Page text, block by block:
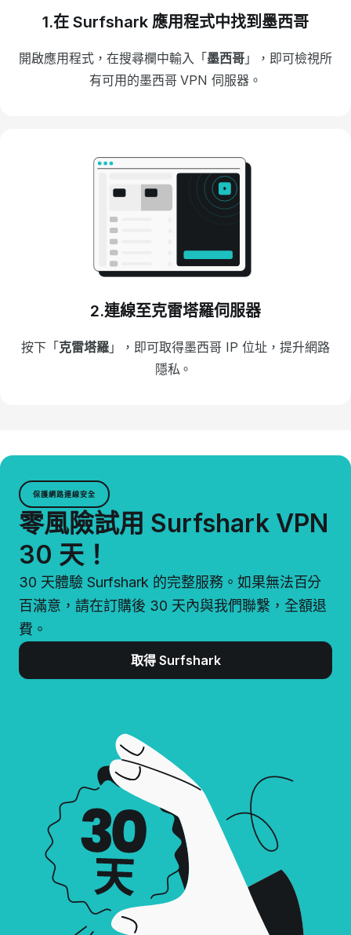
1.在 Surfshark 應用程式中找到墨西哥
開啟應用程式，在搜尋欄中輸入「墨西哥」，即可檢視所
有可用的墨西哥 VPN 伺服器。
2.連線至克雷塔羅伺服器
按下「克雷塔羅 」，即可取得墨西哥 IP 位址，提升網路
隱私。
保護網路連線安全
零風險試用 Surfshark VPN
30 天！
30 天體驗 Surfshark 的完整服務。如果無法百分
百滿意，請在訂購後 30 天內與我們聯繫，全額退
費。
取得 Surfshark